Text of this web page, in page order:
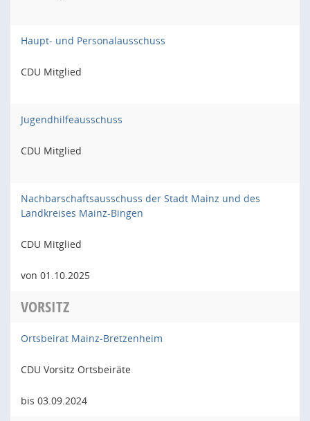
Haupt- und Personalausschuss
CDU Mitglied
Jugendhilfeausschuss
CDU Mitglied
Nachbarschaftsausschuss der Stadt Mainz und des
Landkreises Mainz-Bingen
CDU Mitglied
von 01.10.2025
VORSITZ
Ortsbeirat Mainz-Bretzenheim
CDU Vorsitz Ortsbeiräte
bis 03.09.2024